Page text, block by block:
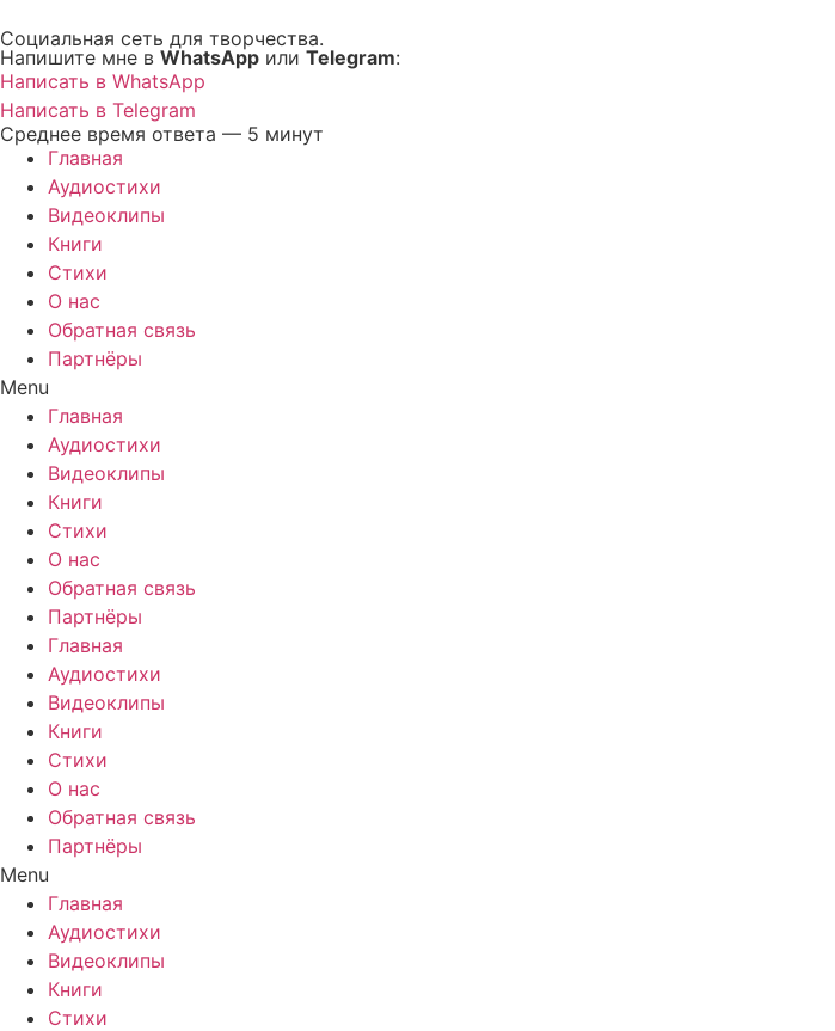
к
содержимому
Социальная сеть для творчества.
Напишите мне в WhatsApp или Telegram:
Написать в WhatsApp
Написать в Telegram
Среднее время ответа — 5 минут
Главная
Аудиостихи
Видеоклипы
Книги
Стихи
О нас
Обратная связь
Партнёры
Menu
Главная
Аудиостихи
Видеоклипы
Книги
Стихи
О нас
Обратная связь
Партнёры
Главная
Аудиостихи
Видеоклипы
Книги
Стихи
О нас
Обратная связь
Партнёры
Menu
Главная
Аудиостихи
Видеоклипы
Книги
Стихи